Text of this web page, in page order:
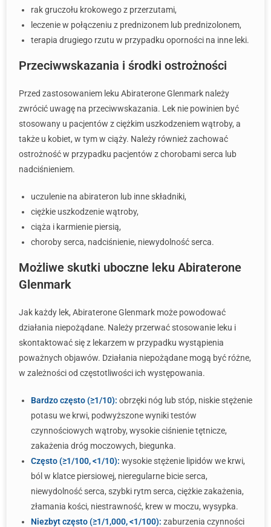
rak gruczołu krokowego z przerzutami,
leczenie w połączeniu z prednizonem lub prednizolonem,
terapia drugiego rzutu w przypadku oporności na inne leki.
Przeciwwskazania i środki ostrożności
Przed zastosowaniem leku Abiraterone Glenmark należy
zwrócić uwagę na przeciwwskazania. Lek nie powinien być
stosowany u pacjentów z ciężkim uszkodzeniem wątroby, a
także u kobiet, w tym w ciąży. Należy również zachować
ostrożność w przypadku pacjentów z chorobami serca lub
nadciśnieniem.
uczulenie na abirateron lub inne składniki,
ciężkie uszkodzenie wątroby,
ciąża i karmienie piersią,
choroby serca, nadciśnienie, niewydolność serca.
Możliwe skutki uboczne leku Abiraterone
Glenmark
Jak każdy lek, Abiraterone Glenmark może powodować
działania niepożądane. Należy przerwać stosowanie leku i
skontaktować się z lekarzem w przypadku wystąpienia
poważnych objawów. Działania niepożądane mogą być różne,
w zależności od częstotliwości ich występowania.
Bardzo często (≥1/10): obrzęki nóg lub stóp, niskie stężenie
potasu we krwi, podwyższone wyniki testów
czynnościowych wątroby, wysokie ciśnienie tętnicze,
zakażenia dróg moczowych, biegunka.
Często (≥1/100, <1/10): wysokie stężenie lipidów we krwi,
ból w klatce piersiowej, nieregularne bicie serca,
niewydolność serca, szybki rytm serca, ciężkie zakażenia,
złamania kości, niestrawność, krew w moczu, wysypka.
Niezbyt często (≥1/1,000, <1/100): zaburzenia czynności